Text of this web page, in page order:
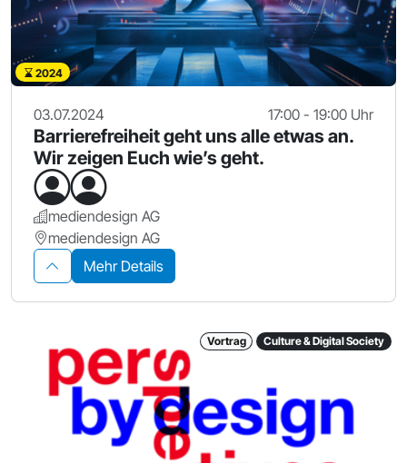
2024
03.07.2024 17:00 - 19:00 Uhr
Barrierefreiheit geht uns alle etwas an.
Wir zeigen Euch wie’s geht.
mediendesign AG
mediendesign AG
Mehr Details
Vortrag Culture & Digital Society